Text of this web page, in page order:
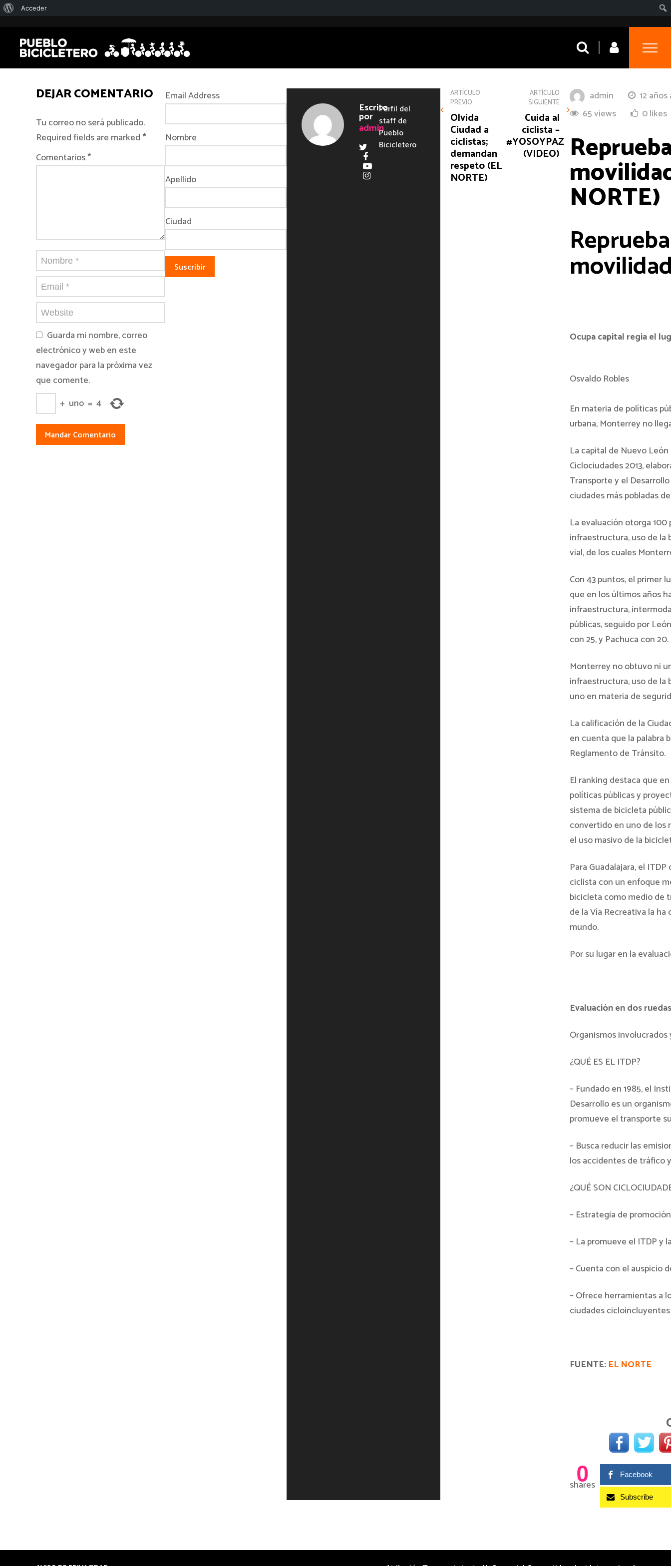
admin
12
65 views
0 likes
NORTE)
Ocupa capital regia el
Osvaldo Robles
En materia de políticas
urbana, Monterrey no
La capital de Nuevo
Ciclociudades 2013,
Transporte y el
ciudades más pobladas
La evaluación otorga
infraestructura, uso de
vial, de los cuales
Con 43 puntos, el primer
que en los últimos años
infraestructura,
públicas, seguido por
con 25, y Pachuca con 20.
Monterrey no obtuvo ni
infraestructura, uso de la
uno en materia de
La calificación de la
en cuenta que la palabra
Reglamento de Tránsito.
El ranking destaca que
políticas públicas y
sistema de bicicleta
convertido en uno de los
el uso masivo de la
Para Guadalajara, el
ciclista con un enfoque
bicicleta como medio de
de la Vía Recreativa la
mundo.
Por su lugar en la
Evaluación en dos ruedas
Organismos
¿QUÉ ES EL ITDP?
– Fundado en 1985, el
Desarrollo es un
promueve el transporte
– Busca reducir las
los accidentes de tráfico
¿QUÉ SON
– Estrategia de
– La promueve el ITDP y
– Cuenta con el auspicio
– Ofrece herramientas a
ciudades
FUENTE: EL NORTE
0
shares
Facebook
Subscribe
ARTÍCULO
PREVIO
Olvida
Ciudad a
ciclistas;
demandan
respeto (EL
NORTE)
ARTÍCULO
SIGUIENTE
Cuida al
ciclista –
#YOSOYPAZ
(VIDEO)
Escrito
por
admin
Perfil del
staff de
Pueblo
Bicicletero
Email Address
Nombre
Apellido
Ciudad
DEJAR COMENTARIO
Tu correo no será publicado.
Required fields are marked*
Comentarios *
Guarda mi nombre, correo
electrónico y web en este
navegador para la próxima vez
que comente.
+ uno = 4
Acerca
WordPress
Acceder